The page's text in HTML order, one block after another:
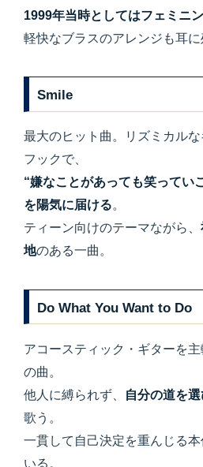
1999年当時としてはフェミニ
軽快なブラスのアレンジも耳に
Smile
最大のヒット曲。リズミカル
フックで、
“嫌なことがあっても笑ってい
を陽気に届ける。
ティーン向けのテーマながら、
地のある一曲。
Do What You Want to Do
アコースティック・ギターを
の曲。
他人に縛られず、
自分の道を
歌う。
一貫して自己決定を重んじる
いる。